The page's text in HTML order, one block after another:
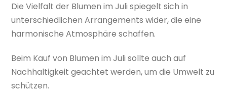
Die Vielfalt der Blumen im Juli spiegelt sich in
unterschiedlichen Arrangements wider, die eine
harmonische Atmosphäre schaffen.
Beim Kauf von Blumen im Juli sollte auch auf
Nachhaltigkeit geachtet werden, um die Umwelt zu
schützen.